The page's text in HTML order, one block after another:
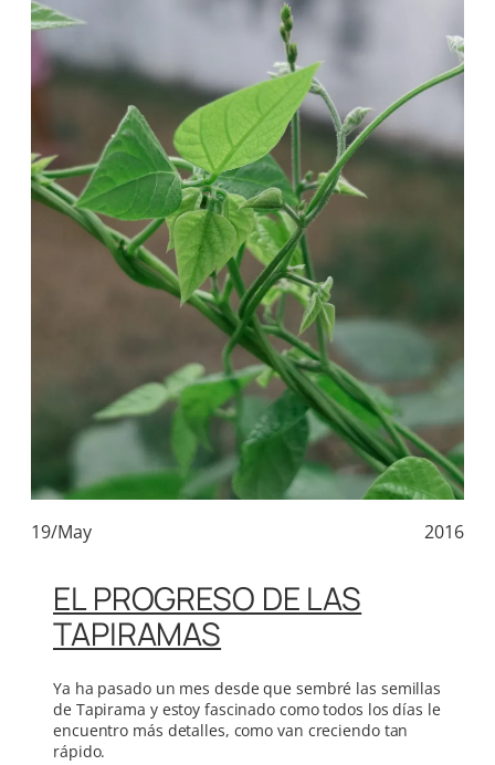
19/May 2016
EL PROGRESO DE LAS
TAPIRAMAS
Ya ha pasado un mes desde que sembré las semillas
de Tapirama y estoy fascinado como todos los días le
encuentro más detalles, como van creciendo tan
rápido.